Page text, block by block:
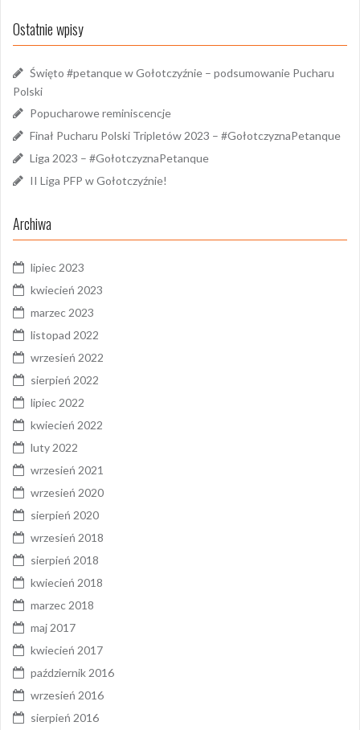
Ostatnie wpisy
Święto #petanque w Gołotczyźnie – podsumowanie Pucharu
Polski
Popucharowe reminiscencje
Finał Pucharu Polski Tripletów 2023 – #GołotczyznaPetanque
Liga 2023 – #GołotczyznaPetanque
II Liga PFP w Gołotczyźnie!
Archiwa
lipiec 2023
kwiecień 2023
marzec 2023
listopad 2022
wrzesień 2022
sierpień 2022
lipiec 2022
kwiecień 2022
luty 2022
wrzesień 2021
wrzesień 2020
sierpień 2020
wrzesień 2018
sierpień 2018
kwiecień 2018
marzec 2018
maj 2017
kwiecień 2017
październik 2016
wrzesień 2016
sierpień 2016